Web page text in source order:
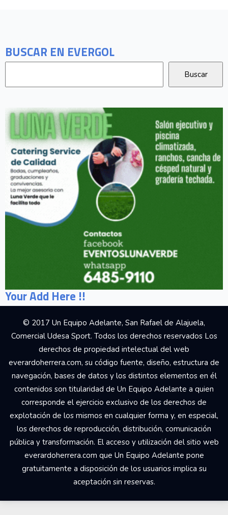
BUSCAR EN EVERGOL
Your Add Here !!
© 2017 Un Equipo Adelante, San Rafael de Alajuela,
Comercial Udesa Sport. Todos los derechos reservados Los
derechos de propiedad intelectual del web
everardoherrera.com, su código fuente, diseño, estructura de
navegación, bases de datos y los distintos elementos en él
contenidos son titularidad de Un Equipo Adelante a quien
corresponde el ejercicio exclusivo de los derechos de
explotación de los mismos en cualquier forma y, en especial,
los derechos de reproducción, distribución, comunicación
pública y transformación. El acceso y utilización del sitio web
everardoherrera.com que Un Equipo Adelante pone
gratuitamente a disposición de los usuarios implica su
aceptación sin reservas.